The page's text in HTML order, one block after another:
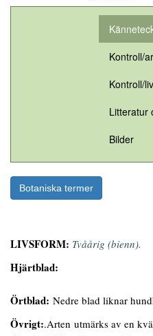
Kontroll/
Kontroll/
Litteratur
Bilder
Botaniska termer
LIVSFORM: Tvåårig (bienn).
Hjärtblad:
Örtblad: Nedre blad liknar
Övrigt:.Arten utmärks av en